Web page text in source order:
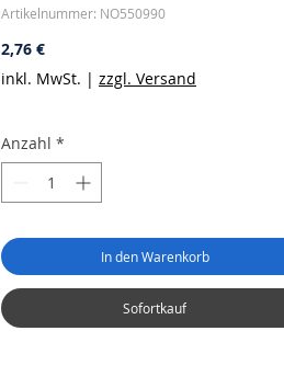
Artikelnummer: NO550990
2,76 €Preis
inkl. MwSt. | zzgl. Versand
Anzahl *
In den Warenkorb
Sofortkauf